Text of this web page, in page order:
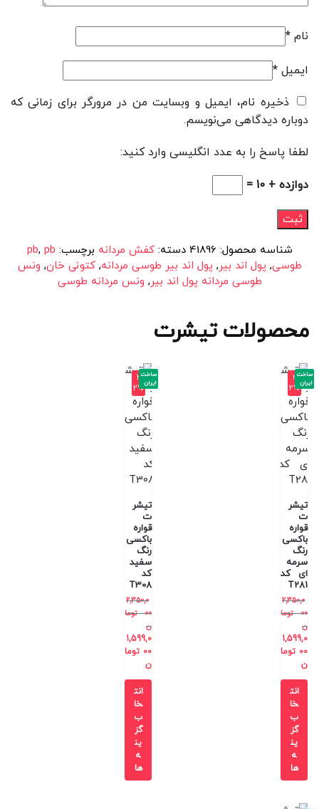
نام *
ایمیل *
ذخیره نام، ایمیل و وبسایت من در مرورگر برای زمانی که
دوباره دیدگاهی می‌نویسم.
لطفا پاسخ را به عدد انگلیسی وارد کنید:
دوازده + 10 =
شناسه محصول: 41896 دسته:کفش مردانه برچسب: pb, pb
طوسی, پول اند بیر, پول اند بیر طوسی مردانه,کتونی خان, ونس
طوسی مردانه پول اند بیر, ونس مردانه طوسی
محصولات تیشرت
-3
2%
تیشر
ت
قواره
باکسی
رنگ
سرمه
ای کد
T281
2,350,0
00
توما
ن
1,599,0
00 توما
ن
ساخت
ایران
انت
خا
ب
گز
ین
ه
ها
-3
2%
تیشر
ت
قواره
باکسی
رنگ
سفید
کد
T308
2,350,0
00
توما
ن
1,599,0
00 توما
ن
ساخت
ایران
انت
خا
ب
گز
ین
ه
ها